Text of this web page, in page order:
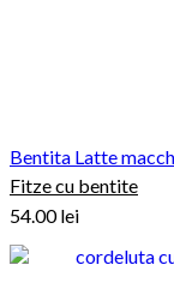
Bentita Latte
Fitze cu bentite
54.00lei